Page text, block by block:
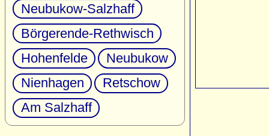
Neubukow-Salzhaff
Börgerende-Rethwisch
Hohenfelde
Neubukow
Nienhagen
Retschow
Am Salzhaff